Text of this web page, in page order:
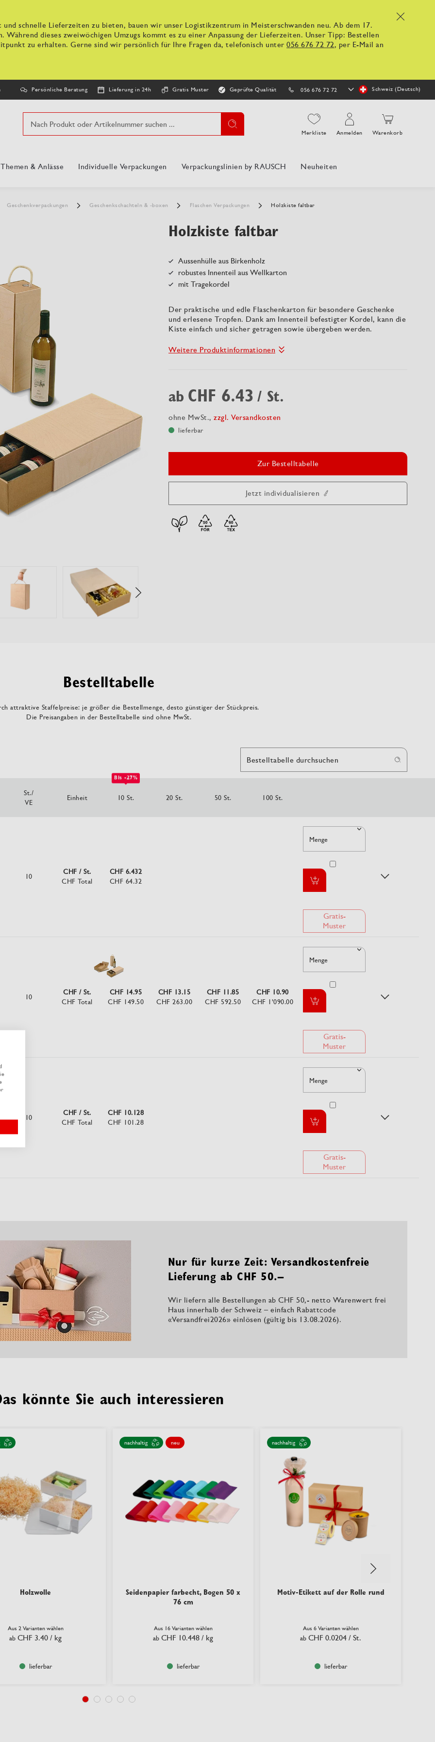
x
und schnelle Lieferzeiten zu bieten, bauen wir unser Logistikzentrum in Meisterschwanden neu. Ab dem 17.
dieses zweiwöchigen Umzugs kommt es zu einer Anpassung der Lieferzeiten. Unser Tipp: Bestellen
zu erhalten. Gerne sind wir persönlich für Ihre Fragen da, telefonisch unter 056 676 72 72, per E-Mail an
Persönliche Beratung Lieferung in 24h Gratis Muster Geprüfte Qualität 056 676 72 72
Store
auswählen
Schweiz (Deutsch)
Suche
Merkliste Anmelden Warenkorb
& Anlässe Individuelle Verpackungen Verpackungslinien by RAUSCH Neuheiten
Geschenkverpackungen Geschenkschachteln & -boxen Flaschen Verpackungen Holzkiste faltbar
Holzkiste faltbar
Aussenhülle aus Birkenholz
robustes Innenteil aus Wellkarton
mit Tragekordel
Der praktische und edle Flaschenkarton für besondere Geschenke
und erlesene Tropfen. Dank am Innenteil befestigter Kordel, kann die
Kiste einfach und sicher getragen sowie übergeben werden.
Weitere Produktinformationen
ab CHF 6.43 / St.
ohne MwSt., zzgl. Versandkosten
lieferbar
Zur Bestelltabelle
Jetzt individualisieren
Bestelltabelle
attraktive Staffelpreise: je größer die Bestellmenge, desto günstiger der Stückpreis.
Die Preisangaben in der Bestelltabelle sind ohne MwSt.
Bestelltabelle durchsuchen
St./
VE
Einheit
Bis -27%
10 St. 20 St. 50 St. 100 St.
10
CHF / St.
CHF Total
CHF 6.432
CHF 64.32
Menge
Gratis-
Muster
10
CHF / St.
CHF Total
CHF 14.95
CHF 149.50
CHF 13.15
CHF 263.00
CHF 11.85
CHF 592.50
CHF 10.90
CHF 1’090.00
Menge
Gratis-
Muster
10
CHF / St.
CHF Total
CHF 10.128
CHF 101.28
Menge
Gratis-
Muster
Nur für kurze Zeit: Versandkostenfreie
Lieferung ab CHF 50.–
Wir liefern alle Bestellungen ab CHF 50,- netto Warenwert frei
Haus innerhalb der Schweiz – einfach Rabattcode
«Versandfrei2026» einlösen (gültig bis 13.08.2026).
könnte Sie auch interessieren
Holzwolle
Aus 2 Varianten wählen
ab CHF 3.40 / kg
lieferbar
nachhaltig neu
Seidenpapier farbecht, Bogen 50 x
76 cm
Aus 16 Varianten wählen
ab CHF 10.448 / kg
lieferbar
nachhaltig
Motiv-Etikett auf der Rolle rund
Aus 6 Varianten wählen
ab CHF 0.0204 / St.
lieferbar